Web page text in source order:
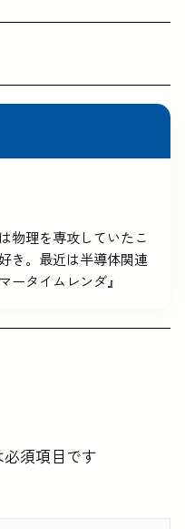
物理を専攻していたこ
き。最近は半導体関連
ータイムレンダ』
須項目です